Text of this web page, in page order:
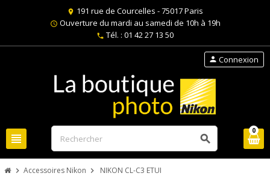
location_on 191 rue de Courcelles - 75017 Paris
schedule Ouverture du mardi au samedi de 10h à 19h
phone Tél. : 01 42 27 13 50
view_headline search
person Connexion
0
chevron_right Accessoires Nikon chevron_right NIKON CL-C3 ETUI